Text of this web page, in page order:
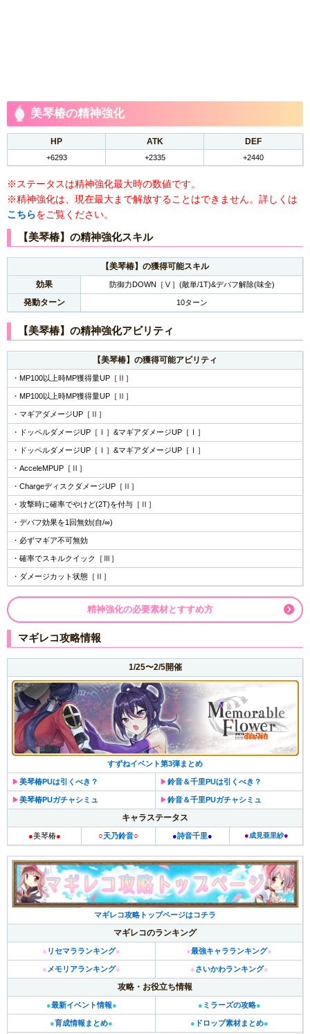
美琴椿の精神強化
HP ATK DEF
+6293 +2335 +2440
※ステータスは精神強化最大時の数値です。
※精神強化は、現在最大まで解放することはできません。詳しくは
こちらをご覧ください。
【美琴椿】の精神強化スキル
【美琴椿】の獲得可能スキル
効果
防御力DOWN［Ⅴ］(敵単/1T)&デバフ解除(味全)
発動ターン 10ターン
【美琴椿】の精神強化アビリティ
【美琴椿】の獲得可能アビリティ
・MP100以上時MP獲得量UP［Ⅱ］
・MP100以上時MP獲得量UP［Ⅱ］
・マギアダメージUP［Ⅱ］
・ドッペルダメージUP［Ⅰ］&マギアダメージUP［Ⅰ］
・ドッペルダメージUP［Ⅰ］&マギアダメージUP［Ⅰ］
・AcceleMPUP［Ⅱ］
・ChargeディスクダメージUP［Ⅱ］
・攻撃時に確率でやけど(2T)を付与［Ⅱ］
・デバフ効果を1回無効(自/∞)
・必ずマギア不可無効
・確率でスキルクイック［Ⅲ］
・ダメージカット状態［Ⅱ］
精神強化の必要素材とすすめ方
マギレコ攻略情報
1/25〜2/5開催
すずねイベント第3弾まとめ
▶︎美琴椿PUは引くべき？ ▶︎鈴音＆千里PUは引くべき？
▶︎美琴椿PUガチャシミュ ▶︎鈴音＆千里PUガチャシミュ
キャラステータス
●美琴椿● ○天乃鈴音○ ●詩音千里● ●成見亜里紗●
マギレコ攻略トップページはコチラ
マギレコのランキング
● リセマラランキング● ●最強キャラランキング●
● メモリアランキング● ●さいかわランキング●
攻略・お役立ち情報
●最新イベント情報● ● ミラーズの攻略●
●育成情報まとめ● ● ドロップ素材まとめ●